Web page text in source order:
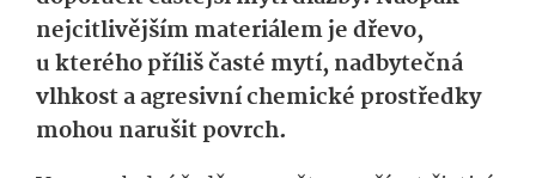
nejcitlivějším materiálem je dřevo,
u kterého příliš časté mytí, nadbytečná
vlhkost a agresivní chemické prostředky
mohou narušit povrch.